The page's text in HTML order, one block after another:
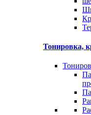
Тонировка,